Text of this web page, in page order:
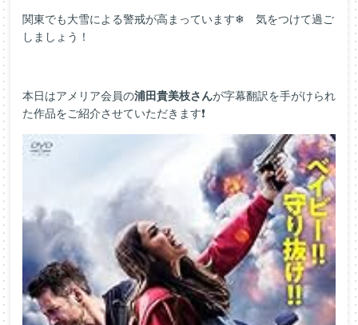
関東でも大雪による警戒が高まっています❄ 気をつけて過ご
しましょう！
本日はアメリア会員の浦田貴美枝さんが字幕翻訳を手がけられ
た作品をご紹介させていただきます❗